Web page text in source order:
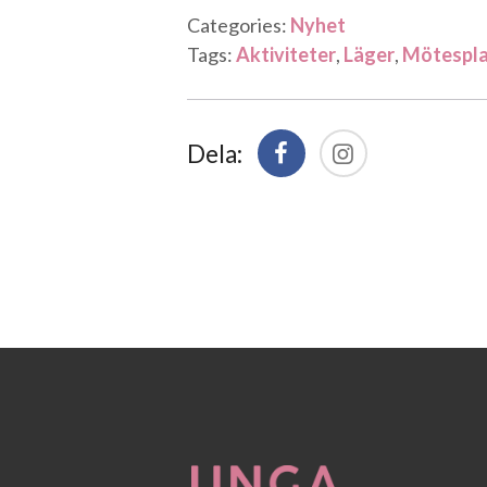
Categories: Nyhet
Tags:Aktiviteter, Läger,
Dela: